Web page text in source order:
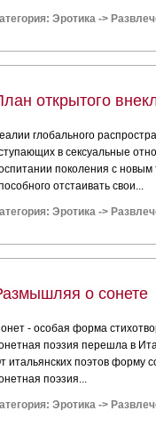
Эротика ->
открытого
глобального
в сексуальные
поколения с
отстаивать свои...
Эротика ->
о сонете
- особая форма
поэзия перешла в
итальянских поэтов форму
поэзия...
Эротика ->